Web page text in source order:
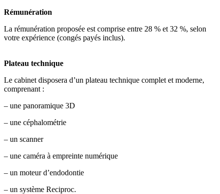
Rémunération
La rémunération proposée est comprise entre 28 % et 32 %, selon
votre expérience (congés payés inclus).
Plateau technique
Le cabinet disposera d’un plateau technique complet et moderne,
comprenant :
– une panoramique 3D
– une céphalométrie
– un scanner
– une caméra à empreinte numérique
– un moteur d’endodontie
– un système Reciproc.